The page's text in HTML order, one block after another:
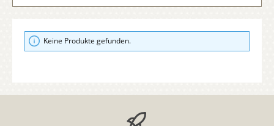
Keine Produkte gefunden.